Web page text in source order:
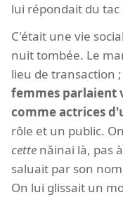
lui répondait du
C'était une vie
nuit tombée. Le
lieu de transaction ;
femmes parlaient
comme actrices
rôle et un public.
cette nǎinai là, pas
saluait par son
On lui glissait un